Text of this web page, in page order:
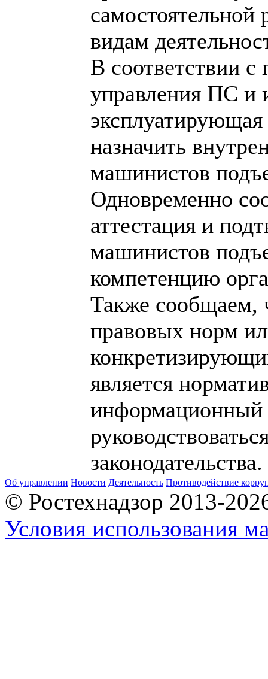
видам
В соответствии
управления ПС и
назначить
машинистов
Одновременно
аттестация и
машинистов
компетенцию
Также сообщаем,
правовых норм
является
информационный
законодательства.
Об управлении Новости Деятельность Противодействие
© Ростехнадзор 2013-
Условия использования